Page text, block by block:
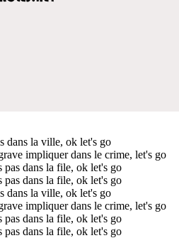
dans la ville, ok let's go
impliquer dans le crime, let's go
dans la file, ok let's go
dans la file, ok let's go
dans la ville, ok let's go
impliquer dans le crime, let's go
dans la file, ok let's go
dans la file, ok let's go